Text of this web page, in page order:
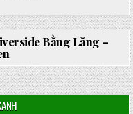
BÍ
0 COMMENTON
–
Bằng Lăng –